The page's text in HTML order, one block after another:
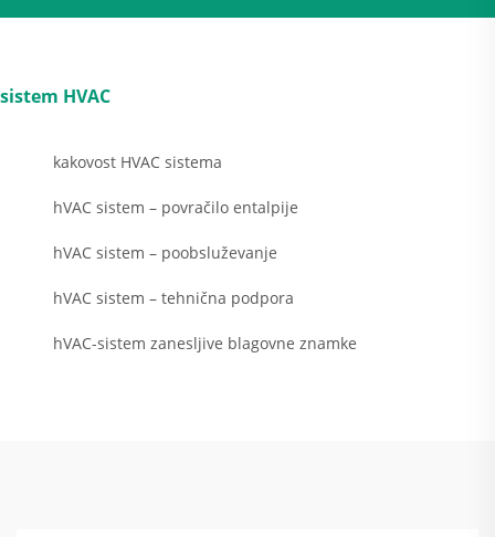
sistem HVAC
kakovost HVAC sistema
hVAC sistem – povračilo entalpije
hVAC sistem – poobsluževanje
hVAC sistem – tehnična podpora
hVAC-sistem zanesljive blagovne znamke